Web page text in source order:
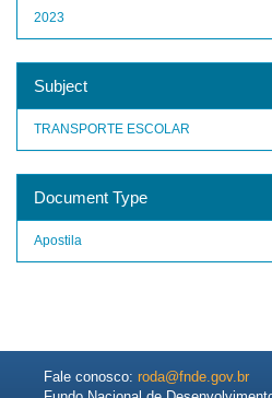
2023
Subject
TRANSPORTE ESCOLAR
Document Type
Apostila
Fale conosco: roda@fnde.gov.br